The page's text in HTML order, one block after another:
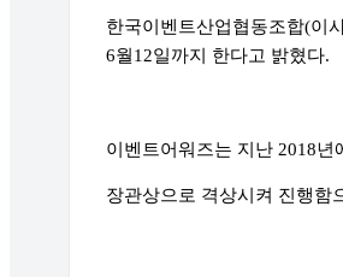
한국이벤트산업협동조합(이
6월12일까지 한다고 밝혔다.
이벤트어워즈는 지난 2018년
장관상으로 격상시켜 진행함